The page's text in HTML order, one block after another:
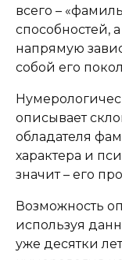
всего –
способностей,
напрямую
собой его
описывает
обладателя
характера и
значит – его
Возможность
используя
уже десятки